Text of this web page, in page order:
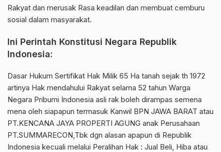
Rakyat dan merusak Rasa keadilan dan membuat cemburu
sosial dalam masyarakat.
Ini Perintah Konstitusi Negara Republik
Indonesia:
Dasar Hukum Sertifikat Hak Milik 65 Ha tanah sejak th 1972
artinya Hak mendahului Rakyat selama 52 tahun Warga
Negara Pribumi Indonesia asli rak boleh dirampas semena
mena oleh siapapun termasuk Kanwil BPN JAWA BARAT atau
PT.KENCANA JAYA PROPERTI AGUNG anak Perusahaan
PT.SUMMARECON,Tbk dgn alasan apapun di Republik
Indonesia kecuali melalui Peralihan Hak : Jual Beli, Hiba atau